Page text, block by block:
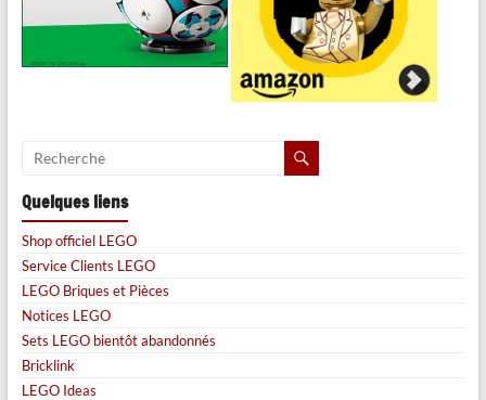
Quelques liens
Shop officiel LEGO
Service Clients LEGO
LEGO Briques et Pièces
Notices LEGO
Sets LEGO bientôt abandonnés
Bricklink
LEGO Ideas